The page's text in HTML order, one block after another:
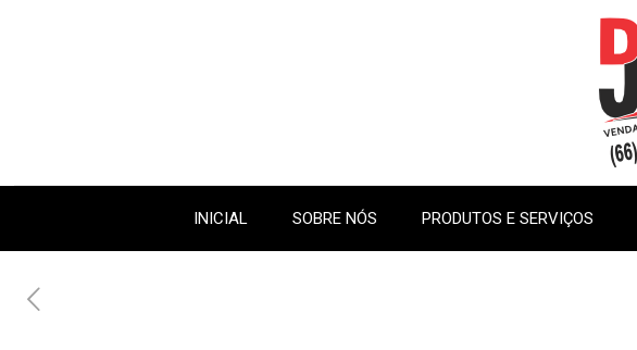
INICIAL SOBRE NÓS PRODUTOS E SERVIÇOS